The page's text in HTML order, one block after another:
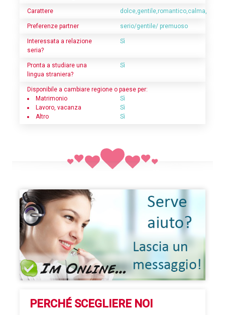
Carattere dolce,gentile,romantico,calma,
Preferenze partner serio/gentile/ premuoso
Interessata a relazione
seria?
Sì
Pronta a studiare una
lingua straniera?
Sì
Disponibile a cambiare regione o paese per:
Matrimonio
Lavoro, vacanza
Altro
Sì
Sì
Sì
PERCHÉ SCEGLIERE NOI